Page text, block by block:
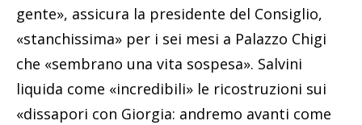
gente», assicura la presidente del Consiglio,
«stanchissima» per i sei mesi a Palazzo Chigi
che «sembrano una vita sospesa». Salvini
liquida come «incredibili» le ricostruzioni sui
«dissapori con Giorgia: andremo avanti come